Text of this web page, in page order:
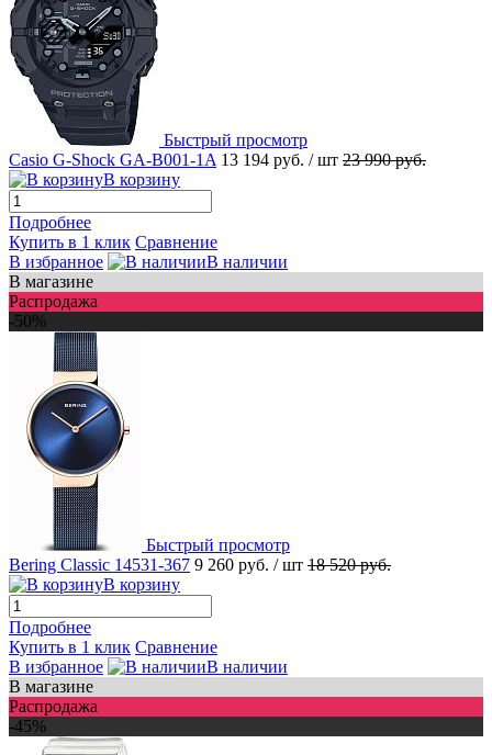
Быстрый просмотр
Casio G-Shock GA-B001-1A 13 194 руб. / шт 23 990 руб.
В корзину
Подробнее
Купить в 1 клик Сравнение
В избранное
В наличии
В магазине
Распродажа
-50%
Быстрый просмотр
Bering Classic 14531-367 9 260 руб. / шт 18 520 руб.
В корзину
Подробнее
Купить в 1 клик Сравнение
В избранное
В наличии
В магазине
Распродажа
-45%